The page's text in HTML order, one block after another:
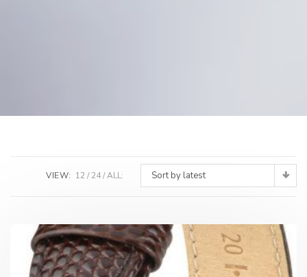
Sort by latest
VIEW: 12 24 ALL: